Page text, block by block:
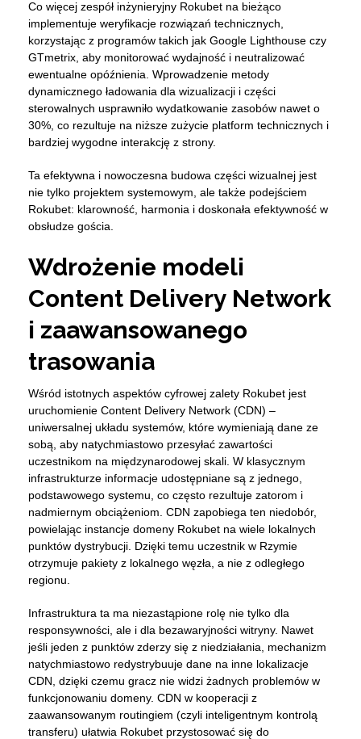
Co więcej zespół inżynieryjny Rokubet na bieżąco
implementuje weryfikacje rozwiązań technicznych,
korzystając z programów takich jak Google Lighthouse czy
GTmetrix, aby monitorować wydajność i neutralizować
ewentualne opóźnienia. Wprowadzenie metody
dynamicznego ładowania dla wizualizacji i części
sterowalnych usprawniło wydatkowanie zasobów nawet o
30%, co rezultuje na niższe zużycie platform technicznych i
bardziej wygodne interakcję z strony.
Ta efektywna i nowoczesna budowa części wizualnej jest
nie tylko projektem systemowym, ale także podejściem
Rokubet: klarowność, harmonia i doskonała efektywność w
obsłudze gościa.
Wdrożenie modeli
Content Delivery Network
i zaawansowanego
trasowania
Wśród istotnych aspektów cyfrowej zalety Rokubet jest
uruchomienie Content Delivery Network (CDN) –
uniwersalnej układu systemów, które wymieniają dane ze
sobą, aby natychmiastowo przesyłać zawartości
uczestnikom na międzynarodowej skali. W klasycznym
infrastrukturze informacje udostępniane są z jednego,
podstawowego systemu, co często rezultuje zatorom i
nadmiernym obciążeniom. CDN zapobiega ten niedobór,
powielając instancje domeny Rokubet na wiele lokalnych
punktów dystrybucji. Dzięki temu uczestnik w Rzymie
otrzymuje pakiety z lokalnego węzła, a nie z odległego
regionu.
Infrastruktura ta ma niezastąpione rolę nie tylko dla
responsywności, ale i dla bezawaryjności witryny. Nawet
jeśli jeden z punktów zderzy się z niedziałania, mechanizm
natychmiastowo redystrybuuje dane na inne lokalizacje
CDN, dzięki czemu gracz nie widzi żadnych problemów w
funkcjonowaniu domeny. CDN w kooperacji z
zaawansowanym routingiem (czyli inteligentnym kontrolą
transferu) ułatwia Rokubet przystosować się do